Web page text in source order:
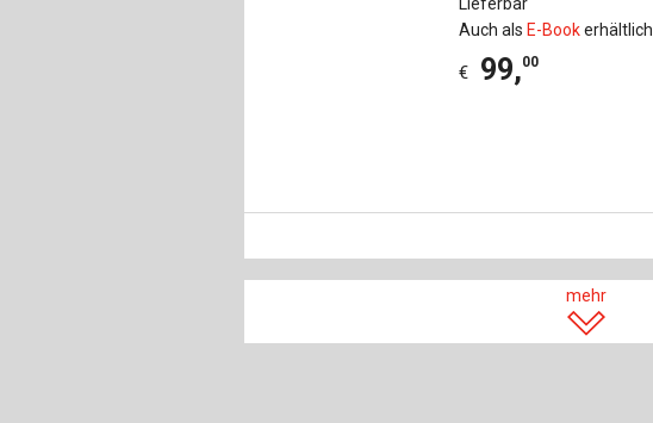
Auch als E-Bookerhältlich
€ 99,00
mehr